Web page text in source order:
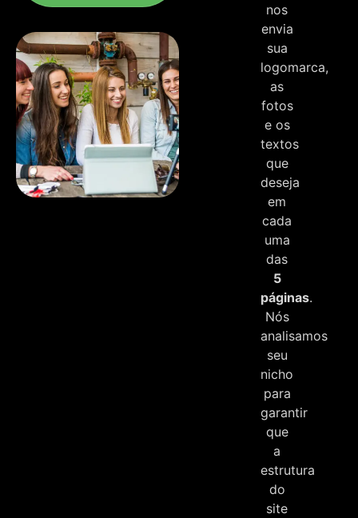
nos
envia
sua
logomarca,
as
fotos
e os
textos
que
deseja
em
cada
uma
das
5
páginas.
Nós
analisamos
seu
nicho
para
garantir
que
a
estrutura
do
site